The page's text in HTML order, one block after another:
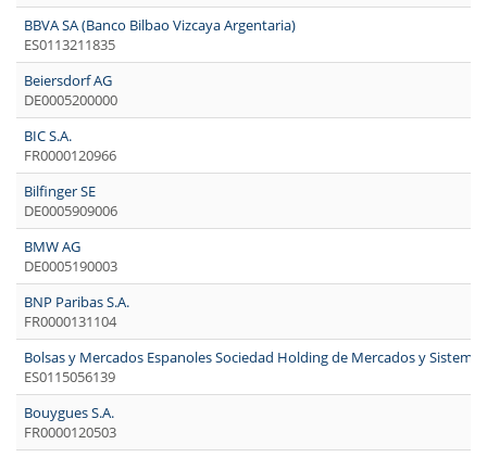
BBVA SA (Banco Bilbao Vizcaya Argentaria)
ES0113211835
Beiersdorf AG
DE0005200000
BIC S.A.
FR0000120966
Bilfinger SE
DE0005909006
BMW AG
DE0005190003
BNP Paribas S.A.
FR0000131104
Bolsas y Mercados Espanoles Sociedad Holding de Mercados y
ES0115056139
Bouygues S.A.
FR0000120503